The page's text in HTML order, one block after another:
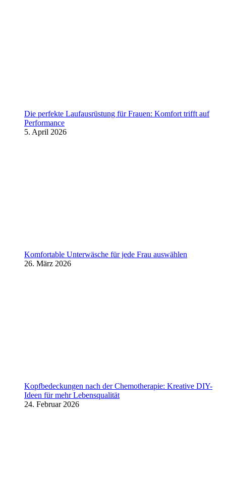
Die perfekte Laufausrüstung für Frauen: Komfort trifft auf
Performance
5. April 2026
Komfortable Unterwäsche für jede Frau auswählen
26. März 2026
Kopfbedeckungen nach der Chemotherapie: Kreative DIY-
Ideen für mehr Lebensqualität
24. Februar 2026